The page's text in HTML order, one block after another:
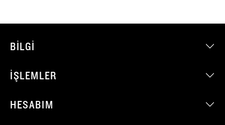
BILGI
İŞLEMLER
HESABIM